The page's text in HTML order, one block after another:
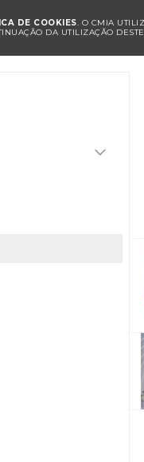
DE COOKIES. O CMIA
DA UTILIZAÇÃO